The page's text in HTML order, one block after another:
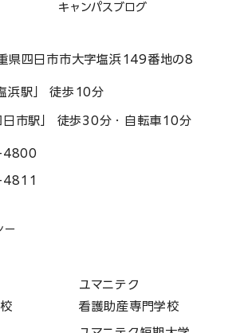
四日市市大字塩浜149番地の8
浜駅」 徒歩10分
市駅」 徒歩30分・自転車10分
ー
キャンパスブログ
ユマニテク
看護助産専門学校